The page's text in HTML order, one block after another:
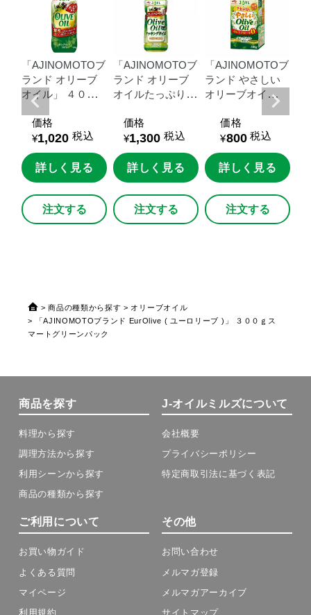
「AJINOMOTOブ
ランド オリーブ
オイル」
４００
ｇ瓶
価格
¥1,020 税込
詳しく見る
注文する
「AJINOMOTOブ
ランド オリーブ
オイルたっぷりク
６００ｇＵＤエコ
ペット
価格
¥1,300 税込
詳しく見る
注文する
「AJINOMOTOブ
ランドやさしい
オリーブオイ
３００ｇス
マートグリーンパ
ック
価格
¥800 税込
詳しく見る
注文する
商品の種類から探す
オリーブオイル
「AJINOMOTOブランド EurOlive ( ユーロリーブ )」 ３００ｇス
マートグリーンパック
商品を探す
料理から探す
調理方法から探す
利用シーンから探す
商品の種類から探す
J-オイルミルズについて
会社概要
プライバシーポリシー
特定商取引法に基づく表記
ご利用について
お買い物ガイド
よくある質問
マイページ
利用規約
その他
お問い合わせ
メルマガ登録
メルマガアーカイブ
サイトマップ